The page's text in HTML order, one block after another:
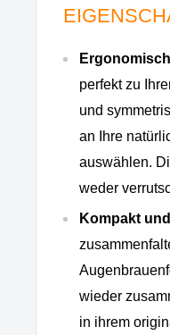
perfekt zu
und
an Ihre
auswählen.
weder
Kompakt
wieder
in ihrem